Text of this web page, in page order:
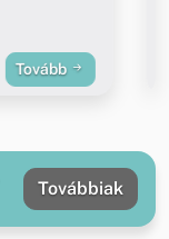
Tovább
Továbbiak